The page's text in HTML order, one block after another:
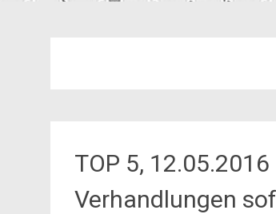
TOP 5,
Verhandlungen